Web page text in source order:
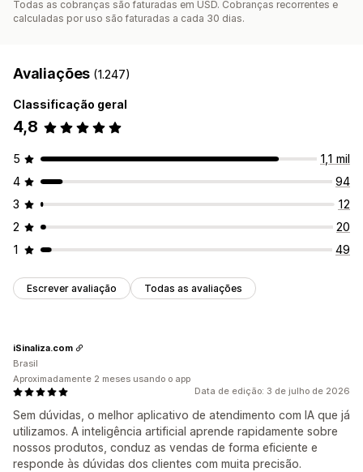
Todas as cobranças são faturadas em USD. Cobranças recorrentes e
calculadas por uso são faturadas a cada 30 dias.
Avaliações (1.247)
Classificação geral
4,8
5
1,1 mil
4
94
3
12
2
20
1
49
Escrever avaliação Todas as avaliações
Data de edição: 3 de julho de 2026
Sem dúvidas, o melhor aplicativo de atendimento com IA que já
utilizamos. A inteligência artificial aprende rapidamente sobre
nossos produtos, conduz as vendas de forma eficiente e
responde às dúvidas dos clientes com muita precisão.
iSinaliza.com
Brasil
Aproximadamente 2 meses usando o app